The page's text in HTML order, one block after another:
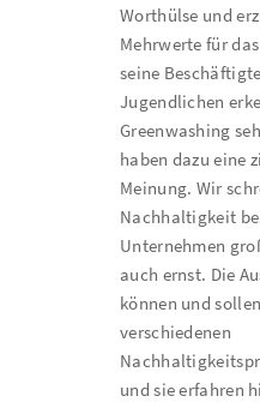
Worthülse und
Mehrwerte für
seine
Jugendlichen
Greenwashing
haben dazu eine
Meinung. Wir
Nachhaltigkeit
Unternehmen
auch ernst. Die
können und
verschiedenen
und sie erfahren